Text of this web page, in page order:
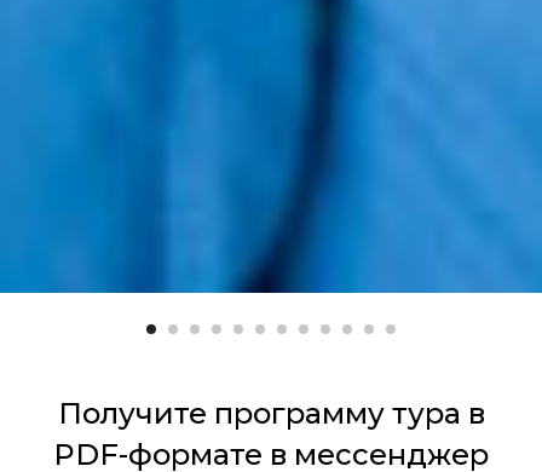
Получите программу тура в
PDF-формате в мессенджер